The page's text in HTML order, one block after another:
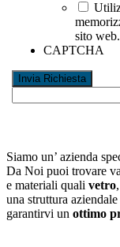
sito web.
CAPTCHA
Siamo un’ azienda
Da Noi puoi trovare
e materiali quali vetro,
una struttura
garantirvi un ottimo